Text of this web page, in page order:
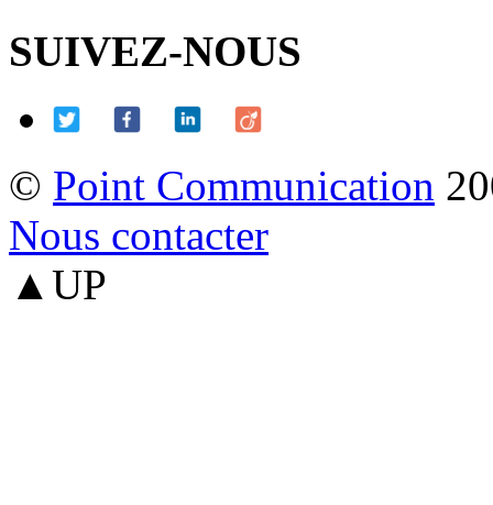
SUIVEZ-NOUS
© Point Communication
Nous contacter
▲UP